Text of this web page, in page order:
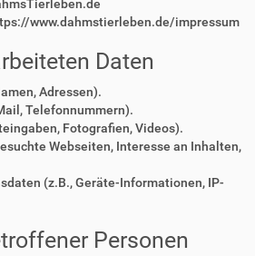
www.dahmstierleben.de/impressum
Daten
Adressen).
Telefonnummern).
Fotografien, Videos).
Webseiten, Interesse an Inhalten,
(z.B., Geräte-Informationen, IP-
Personen